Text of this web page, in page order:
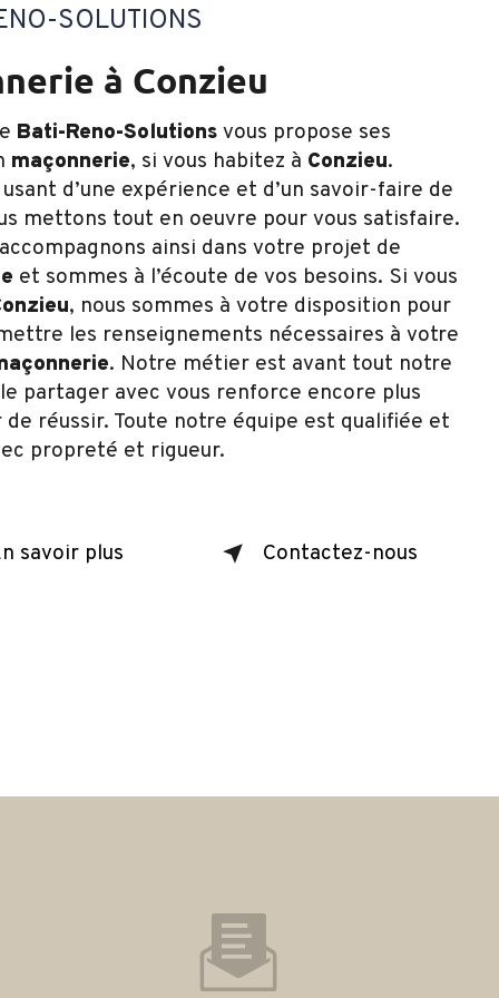
SOLUTIONS
à Conzieu
Bati-Reno-Solutionsvous propose ses
maçonnerie, si vous habitez à Conzieu.
d’une expérience et d’un savoir-faire de
mettons tout en oeuvre pour vous satisfaire.
ainsi dans votre projet de
et sommes à l’écoute de vos besoins. Si vous
, nous sommes à votre disposition pour
les renseignements nécessaires à votre
. Notre métier est avant tout notre
partager avec vous renforce encore plus
réussir. Toute notre équipe est qualifiée et
propreté et rigueur.
savoir plus Contactez-nous